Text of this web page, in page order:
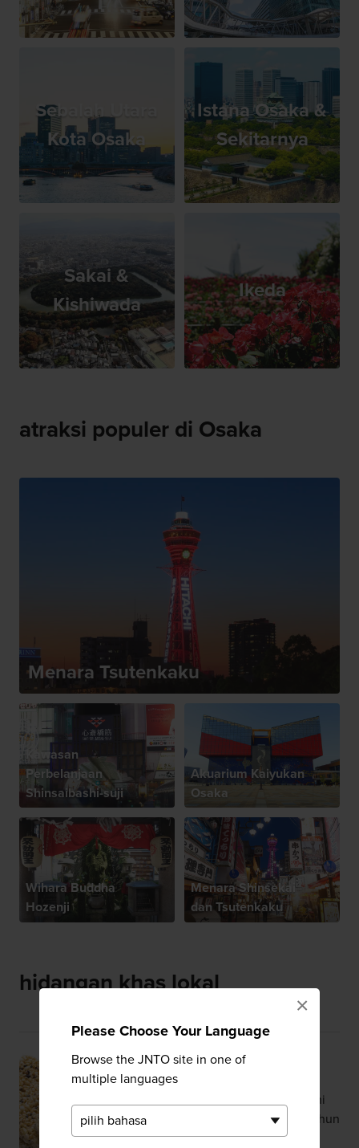
Please Choose Your Language
Browse the JNTO site in one of
multiple languages
×
Sebalah Utara
Kota Osaka
Istana Osaka &
Sekitarnya
Sakai &
Kishiwada
Ikeda
atraksi populer di Osaka
Menara Tsutenkaku
Kawasan
Perbelanjaan
Shinsaibashi-suji
Akuarium Kaiyukan
Osaka
Wihara Buddha
Hozenji
Menara Shinsekai
dan Tsutenkaku
hidangan khas lokal
Iwa Okoshi
Iwa okoshi adalah makanan manis
yang terbuat dari milet. Makanan ini
sudah diproduksi di Osaka sejak tahun
1185. Anggap saja ini bar sereal